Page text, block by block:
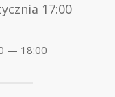
17:00
— 18:00